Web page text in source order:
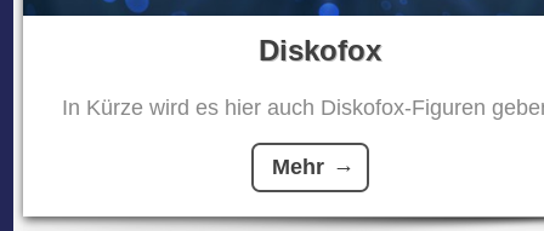
Diskofox
In Kürze wird es hier auch Diskofox-Figuren
Mehr